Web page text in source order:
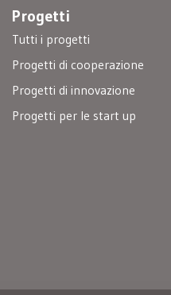
Progetti
Tutti i progetti
Progetti di cooperazione
Progetti di innovazione
Progetti per le start up